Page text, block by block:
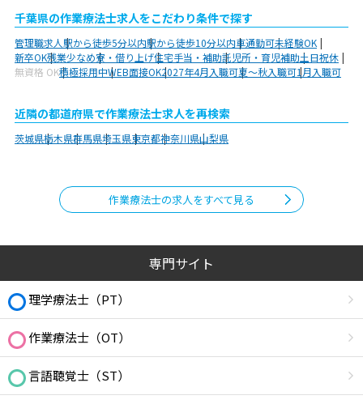
千葉県の作業療法士求人をこだわり条件で探す
管理職求人駅から徒歩5分以内駅から徒歩10分以内車通勤可未経験OK
新卒OK残業少なめ寮・借り上げ住宅手当・補助託児所・育児補助土日祝休
無資格 OK積極採用中WEB面接OK2027年4月入職可夏～秋入職可1月入職可
近隣の都道府県で作業療法士求人を再検索
茨城県栃木県群馬県埼玉県東京都神奈川県山梨県
作業療法士の求人をすべて見る
専門サイト
理学療法士（PT）
作業療法士（OT）
言語聴覚士（ST）